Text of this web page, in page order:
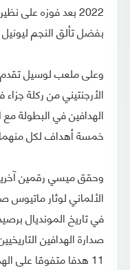
2022 بعد فوزه على
بفضل تألق النجم
وعلى ملعب لوسيل
الهدافين في البطولة
خمسة أهداف لكل
وحقق ميسي رقمين
الألماني لوثار ماتيوس
صدارة الهدافين
11 هدفا متفوقا على الهداف السابق غابريال باتيستوتا.